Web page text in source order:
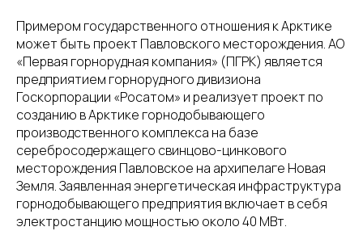
Примером государственного отношения к Арктике
может быть проект Павловского месторождения. АО
«Первая горнорудная компания» (ПГРК) является
предприятием горнорудного дивизиона
Госкорпорации «Росатом» и реализует проект по
созданию в Арктике горнодобывающего
производственного комплекса на базе
серебросодержащего свинцово-цинкового
месторождения Павловское на архипелаге Новая
Земля. Заявленная энергетическая инфраструктура
горнодобывающего предприятия включает в себя
электростанцию мощностью около 40 МВт.